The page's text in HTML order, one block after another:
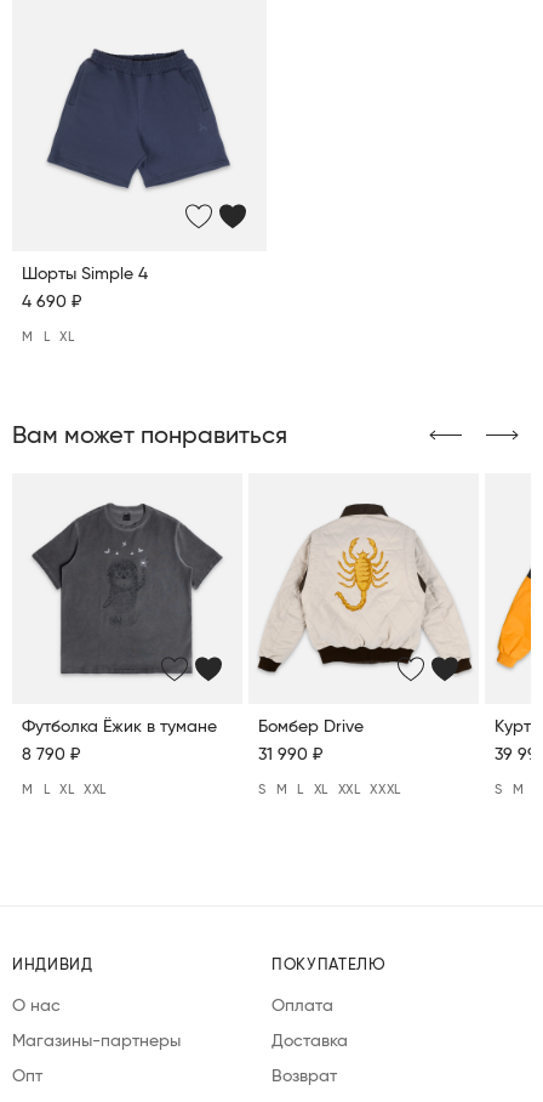
Шорты Simple 4
4 690 ₽
M XL
Вам может понравиться
Футболка Ёжик в тумане
8 790 ₽
M XL XXL
Бомбер Drive
31 990 ₽
S M XL XXL XXXL
39
S M
ИНДИВИД
О нас
Магазины-партнеры
Опт
ПОКУПАТЕЛЮ
Оплата
Доставка
Возврат